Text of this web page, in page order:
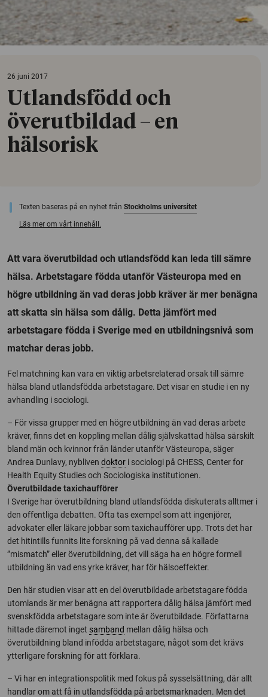
26 juni 2017
Utlandsfödd och
överutbildad – en
hälsorisk
Texten baseras på en nyhet från Stockholms universitet
Läs mer om vårt innehåll.
Att vara överutbildad och utlandsfödd kan leda till sämre
hälsa. Arbetstagare födda utanför Västeuropa med en
högre utbildning än vad deras jobb kräver är mer benägna
att skatta sin hälsa som dålig. Detta jämfört med
arbetstagare födda i Sverige med en utbildningsnivå som
matchar deras jobb.
Fel matchning kan vara en viktig arbetsrelaterad orsak till sämre
hälsa bland utlandsfödda arbetstagare. Det visar en studie i en ny
avhandling i sociologi.
– För vissa grupper med en högre utbildning än vad deras arbete
kräver, finns det en koppling mellan dålig självskattad hälsa särskilt
bland män och kvinnor från länder utanför Västeuropa, säger
Andrea Dunlavy, nybliven doktor i sociologi på CHESS, Center for
Health Equity Studies och Sociologiska institutionen.
Överutbildade taxichaufförer
I Sverige har överutbildning bland utlandsfödda diskuterats alltmer i
den offentliga debatten. Ofta tas exempel som att ingenjörer,
advokater eller läkare jobbar som taxichaufförer upp. Trots det har
det hitintills funnits lite forskning på vad denna så kallade
”mismatch” eller överutbildning, det vill säga ha en högre formell
utbildning än vad ens yrke kräver, har för hälsoeffekter.
Den här studien visar att en del överutbildade arbetstagare födda
utomlands är mer benägna att rapportera dålig hälsa jämfört med
svenskfödda arbetstagare som inte är överutbildade. Författarna
hittade däremot inget samband mellan dålig hälsa och
överutbildning bland infödda arbetstagare, något som det krävs
ytterligare forskning för att förklara.
– Vi har en integrationspolitik med fokus på sysselsättning, där allt
handlar om att få in utlandsfödda på arbetsmarknaden. Men det